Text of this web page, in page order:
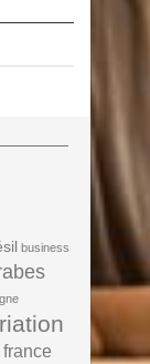
business
france